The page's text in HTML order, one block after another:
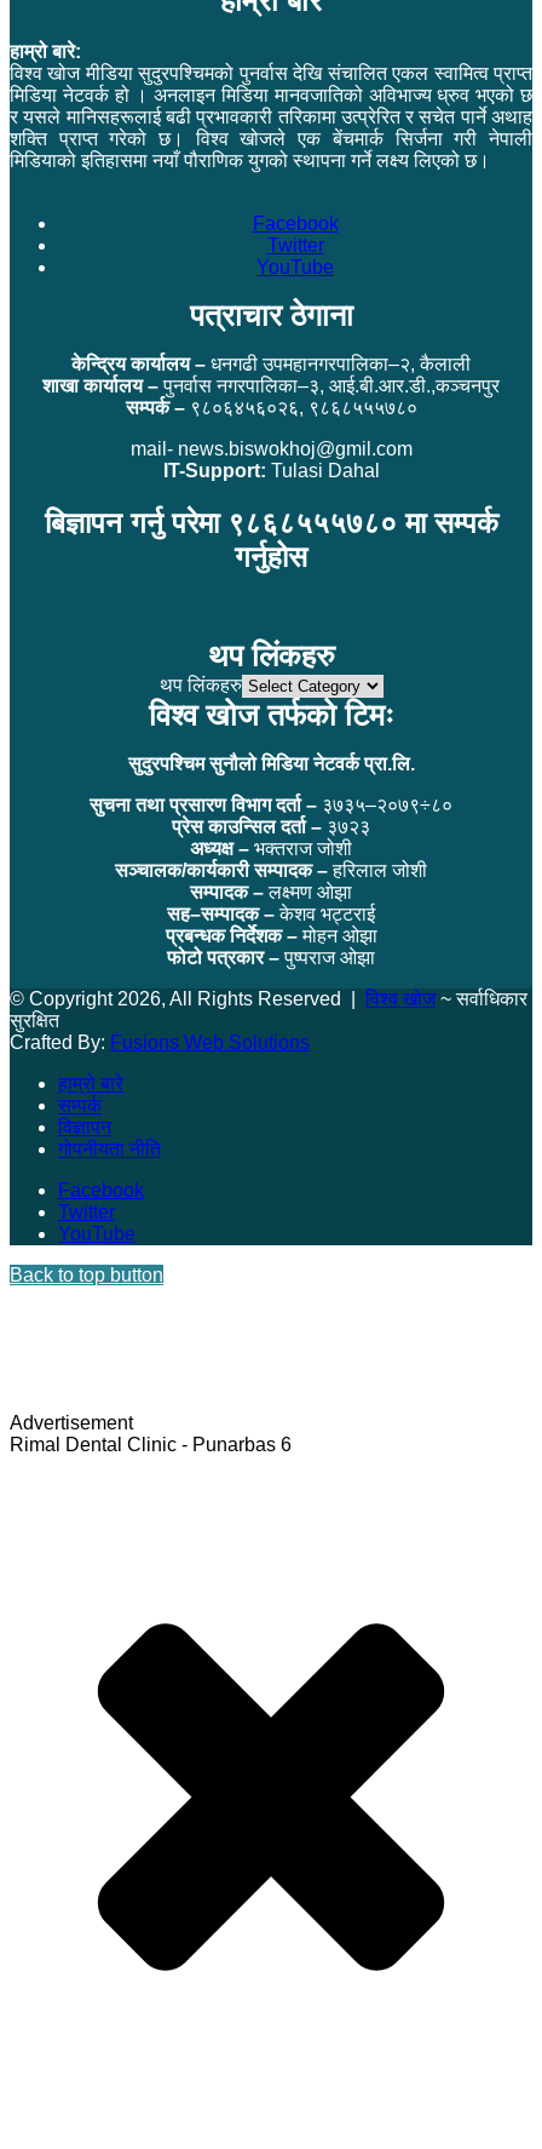
हाम्रो बारे:
विश्व खोज मीडिया सुदुरपश्चिमको पुनर्वास देखि संचालित एकल स्वामित्व प्राप्त
मिडिया नेटवर्क हो । अनलाइन मिडिया मानवजातिको अविभाज्य ध्रुव भएको छ
र यसले मानिसहरूलाई बढी प्रभावकारी तरिकामा उत्प्रेरित र सचेत पार्ने अथाह
शक्ति प्राप्त गरेको छ। विश्व खोजले एक बेंचमार्क सिर्जना गरी नेपाली
मिडियाको इतिहासमा नयाँ पौराणिक युगको स्थापना गर्ने लक्ष्य लिएको छ।
Facebook
Twitter
YouTube
पत्राचार ठेगाना
केन्द्रिय कार्यालय – धनगढी उपमहानगरपालिका–२, कैलाली
शाखा कार्यालय –पुनर्वास नगरपालिका–३, आई.बी.आर.डी.,कञ्चनपुर
सम्पर्क –९८०६४५६०२६, ९८६८५५५७८०
mail- news.biswokhoj@gmil.com
IT-Support: Tulasi Dahal
बिज्ञापन गर्नु परेमा ९८६८५५५७८० मा सम्पर्क
गर्नुहोस
थप लिंकहरु
थप लिंकहरु
विश्व खोज तर्फको टिमः
सुदुरपश्चिम सुनौलो मिडिया नेटवर्क प्रा.लि.
सुचना तथा प्रसारण विभाग दर्ता – ३७३५–२०७९÷८०
प्रेस काउन्सिल दर्ता – ३७२३
अध्यक्ष – भक्तराज जोशी
सञ्चालक/कार्यकारी सम्पादक –हरिलाल जोशी
सम्पादक –लक्ष्मण ओझा
सह–सम्पादक –केशव भट्टराई
प्रबन्धक निर्देशक –मोहन ओझा
फोटो पत्रकार –पुष्पराज ओझा
© Copyright 2026, All Rights Reserved | विश्व खोज~ सर्वाधिकार
सुरक्षित
Crafted By: Fusions Web Solutions
हाम्रो बारे
सम्पर्क
विज्ञापन
गोपनीयता नीति
Facebook
Twitter
YouTube
Back to top button
Advertisement
Rimal Dental Clinic - Punarbas 6